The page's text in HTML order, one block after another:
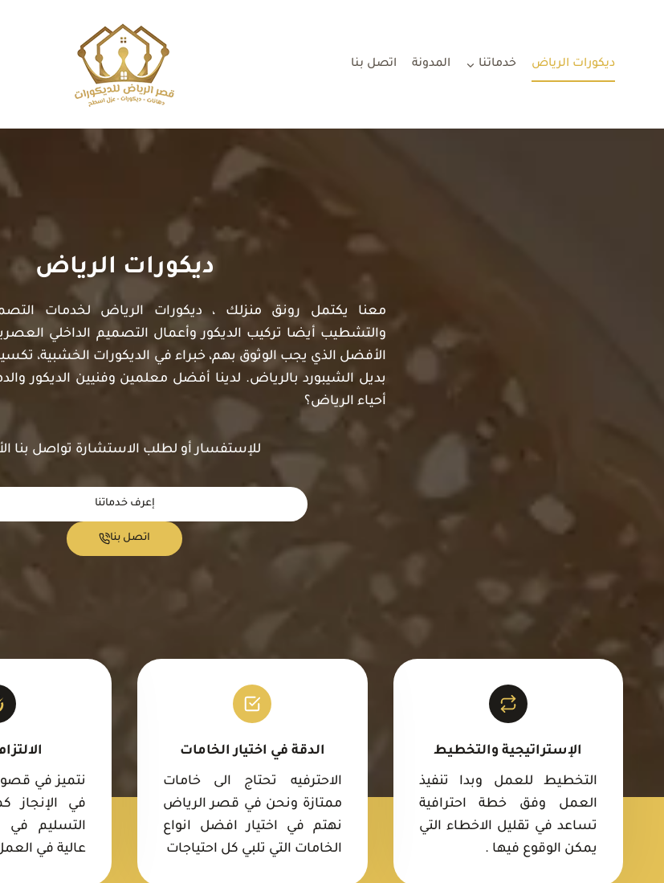
ديكورات الرياض خدماتنا المدونة اتصل بنا
ديكورات الرياض
معنا يكتمل رونق منزلك ، ديكورات الرياض لخدمات
والتشطيب أيضا تركيب الديكور وأعمال التصميم الداخلي
الأفضل الذي يجب الوثوق بهم، خبراء في الديكورات الخشبية،
بديل الشيبورد بالرياض. لدينا أفضل معلمين وفنيين الديكور
أحياء الرياض؟
للإستفسار أو لطلب الاستشارة تواصل بنا
إعرف خدماتنا
اتصل بنا
الإستراتيجية والتخطيط
التخطيط للعمل وبدا تنفيذ
العمل وفق خطة احترافية
تساعد في تقليل الاخطاء التي
يمكن الوقوع فيها .
الدقة في اختيار الخامات
الاحترفيه تحتاج الى خامات
ممتازة ونحن في قصر الرياض
نهتم في اختيار افضل انواع
الخامات التي تلبي كل احتياجات
نتميز في
في الإنجاز
التسليم في
عالية في